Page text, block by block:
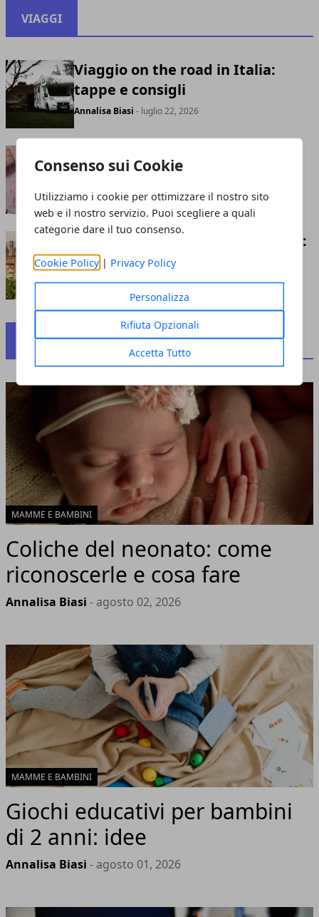
Consenso sui Cookie
Utilizziamo i cookie per ottimizzare il nostro sito
web e il nostro servizio. Puoi scegliere a quali
categorie dare il tuo consenso.
Cookie Policy | Privacy Policy
Personalizza
Rifiuta Opzionali
Accetta Tutto
VIAGGI
Viaggio on the road in Italia:
tappe e consigli
Annalisa Biasi - luglio 22, 2026
Documenti per viaggiare in
Europa nel 2026
Andrea Bianchi- luglio 21, 2026
Dove alloggiare a Firenze centro:
pro e contro 2026
Fabiana Fissore- giugno 12, 2026
MAMME E BAMBINI
MAMME E BAMBINI
Coliche del neonato: come
riconoscerle e cosa fare
Annalisa Biasi - agosto 02, 2026
MAMME E BAMBINI
Giochi educativi per bambini
di 2 anni: idee
Annalisa Biasi - agosto 01, 2026